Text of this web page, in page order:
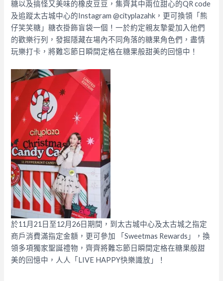
糖以及搞怪又美味的橡皮豆豆，集齊其中兩位甜心的QR code
及追蹤太古城中心的Instagram @cityplazahk，更可換領「熊
仔笑笑糖」糖衣掛飾盲袋一個！一於約定親友摯愛加入他們
的歡樂行列，發掘隱藏在場內不同角落的糖果角色們，盡情
玩樂打卡，將難忘節日瞬間定格在糖果般甜美的回憶中！
於11月21日至12月26日期間，到太古城中心及太古城之指定
商戶消費滿指定金額，更可參加 「Sweetmas Rewards」，換
領多項獨家聖誕禮物，齊齊將難忘節日瞬間定格在糖果般甜
美的回憶中，人人「LIVE HAPPY快樂識放」！